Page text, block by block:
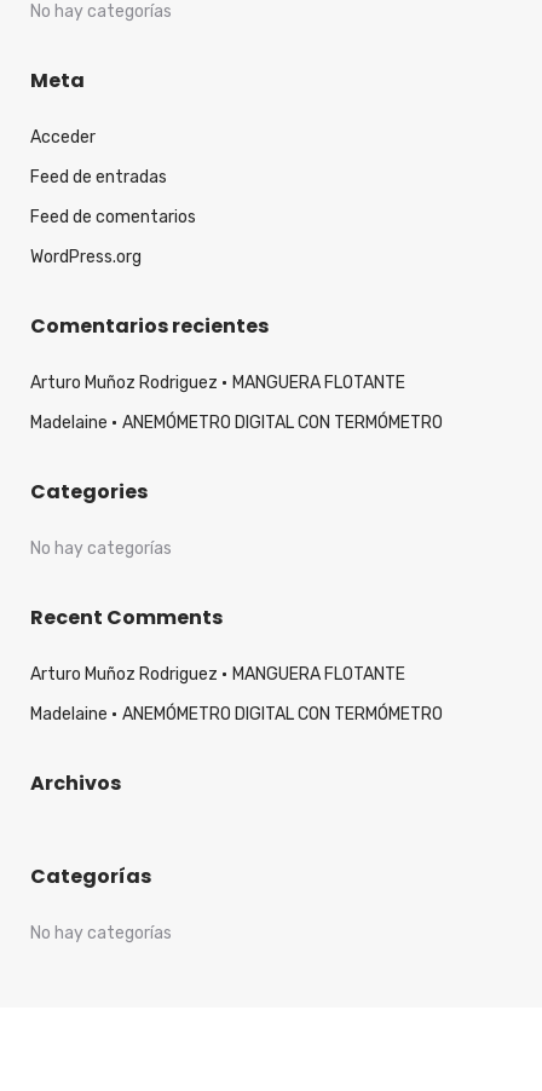
No hay categorías
Meta
Acceder
Feed de entradas
Feed de comentarios
WordPress.org
Comentarios recientes
Arturo Muñoz Rodriguez
MANGUERA FLOTANTE
Madelaine
ANEMÓMETRO DIGITAL CON TERMÓMETRO
Categories
No hay categorías
Recent Comments
Arturo Muñoz Rodriguez
MANGUERA FLOTANTE
Madelaine
ANEMÓMETRO DIGITAL CON TERMÓMETRO
Archivos
Categorías
No hay categorías